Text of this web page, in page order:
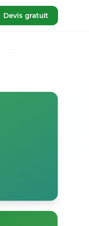
Devis gratuit